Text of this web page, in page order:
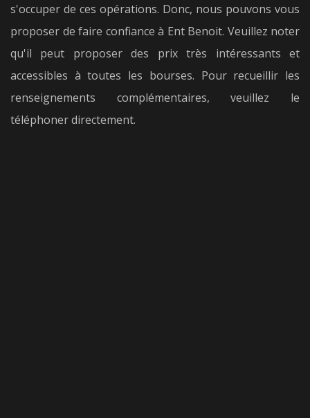
s'occuper de ces opérations. Donc, nous pouvons vous
proposer de faire confiance à Ent Benoit. Veuillez noter
qu'il peut proposer des prix très intéressants et
accessibles à toutes les bourses. Pour recueillir les
renseignements complémentaires, veuillez le
téléphoner directement.